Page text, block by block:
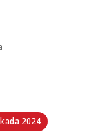
2024